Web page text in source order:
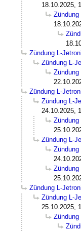
18.10.2025,
Zündung
Zündung L-
Zündung L-
Zündung
Zündung L-
Zündung L-
24.10.2025,
Zündung
Zündung L-
Zündung
Zündung
Zündung L-
Zündung L-
25.10.2025,
Zündung